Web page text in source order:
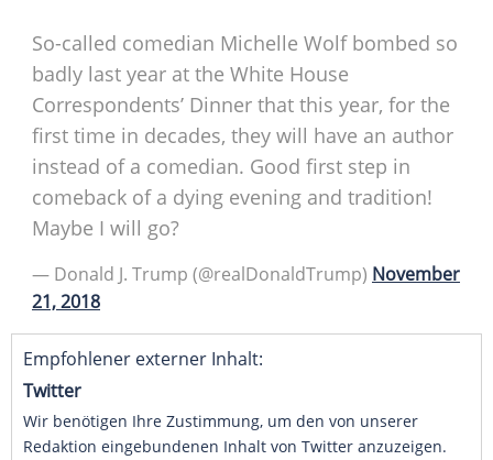
So-called comedian Michelle Wolf bombed so
badly last year at the White House
Correspondents’ Dinner that this year, for the
first time in decades, they will have an author
instead of a comedian. Good first step in
comeback of a dying evening and tradition!
Maybe I will go?
— Donald J. Trump (@realDonaldTrump) November
21, 2018
Empfohlener externer Inhalt:
Twitter
Wir benötigen Ihre Zustimmung, um den von unserer
Redaktion eingebundenen Inhalt von Twitter anzuzeigen.